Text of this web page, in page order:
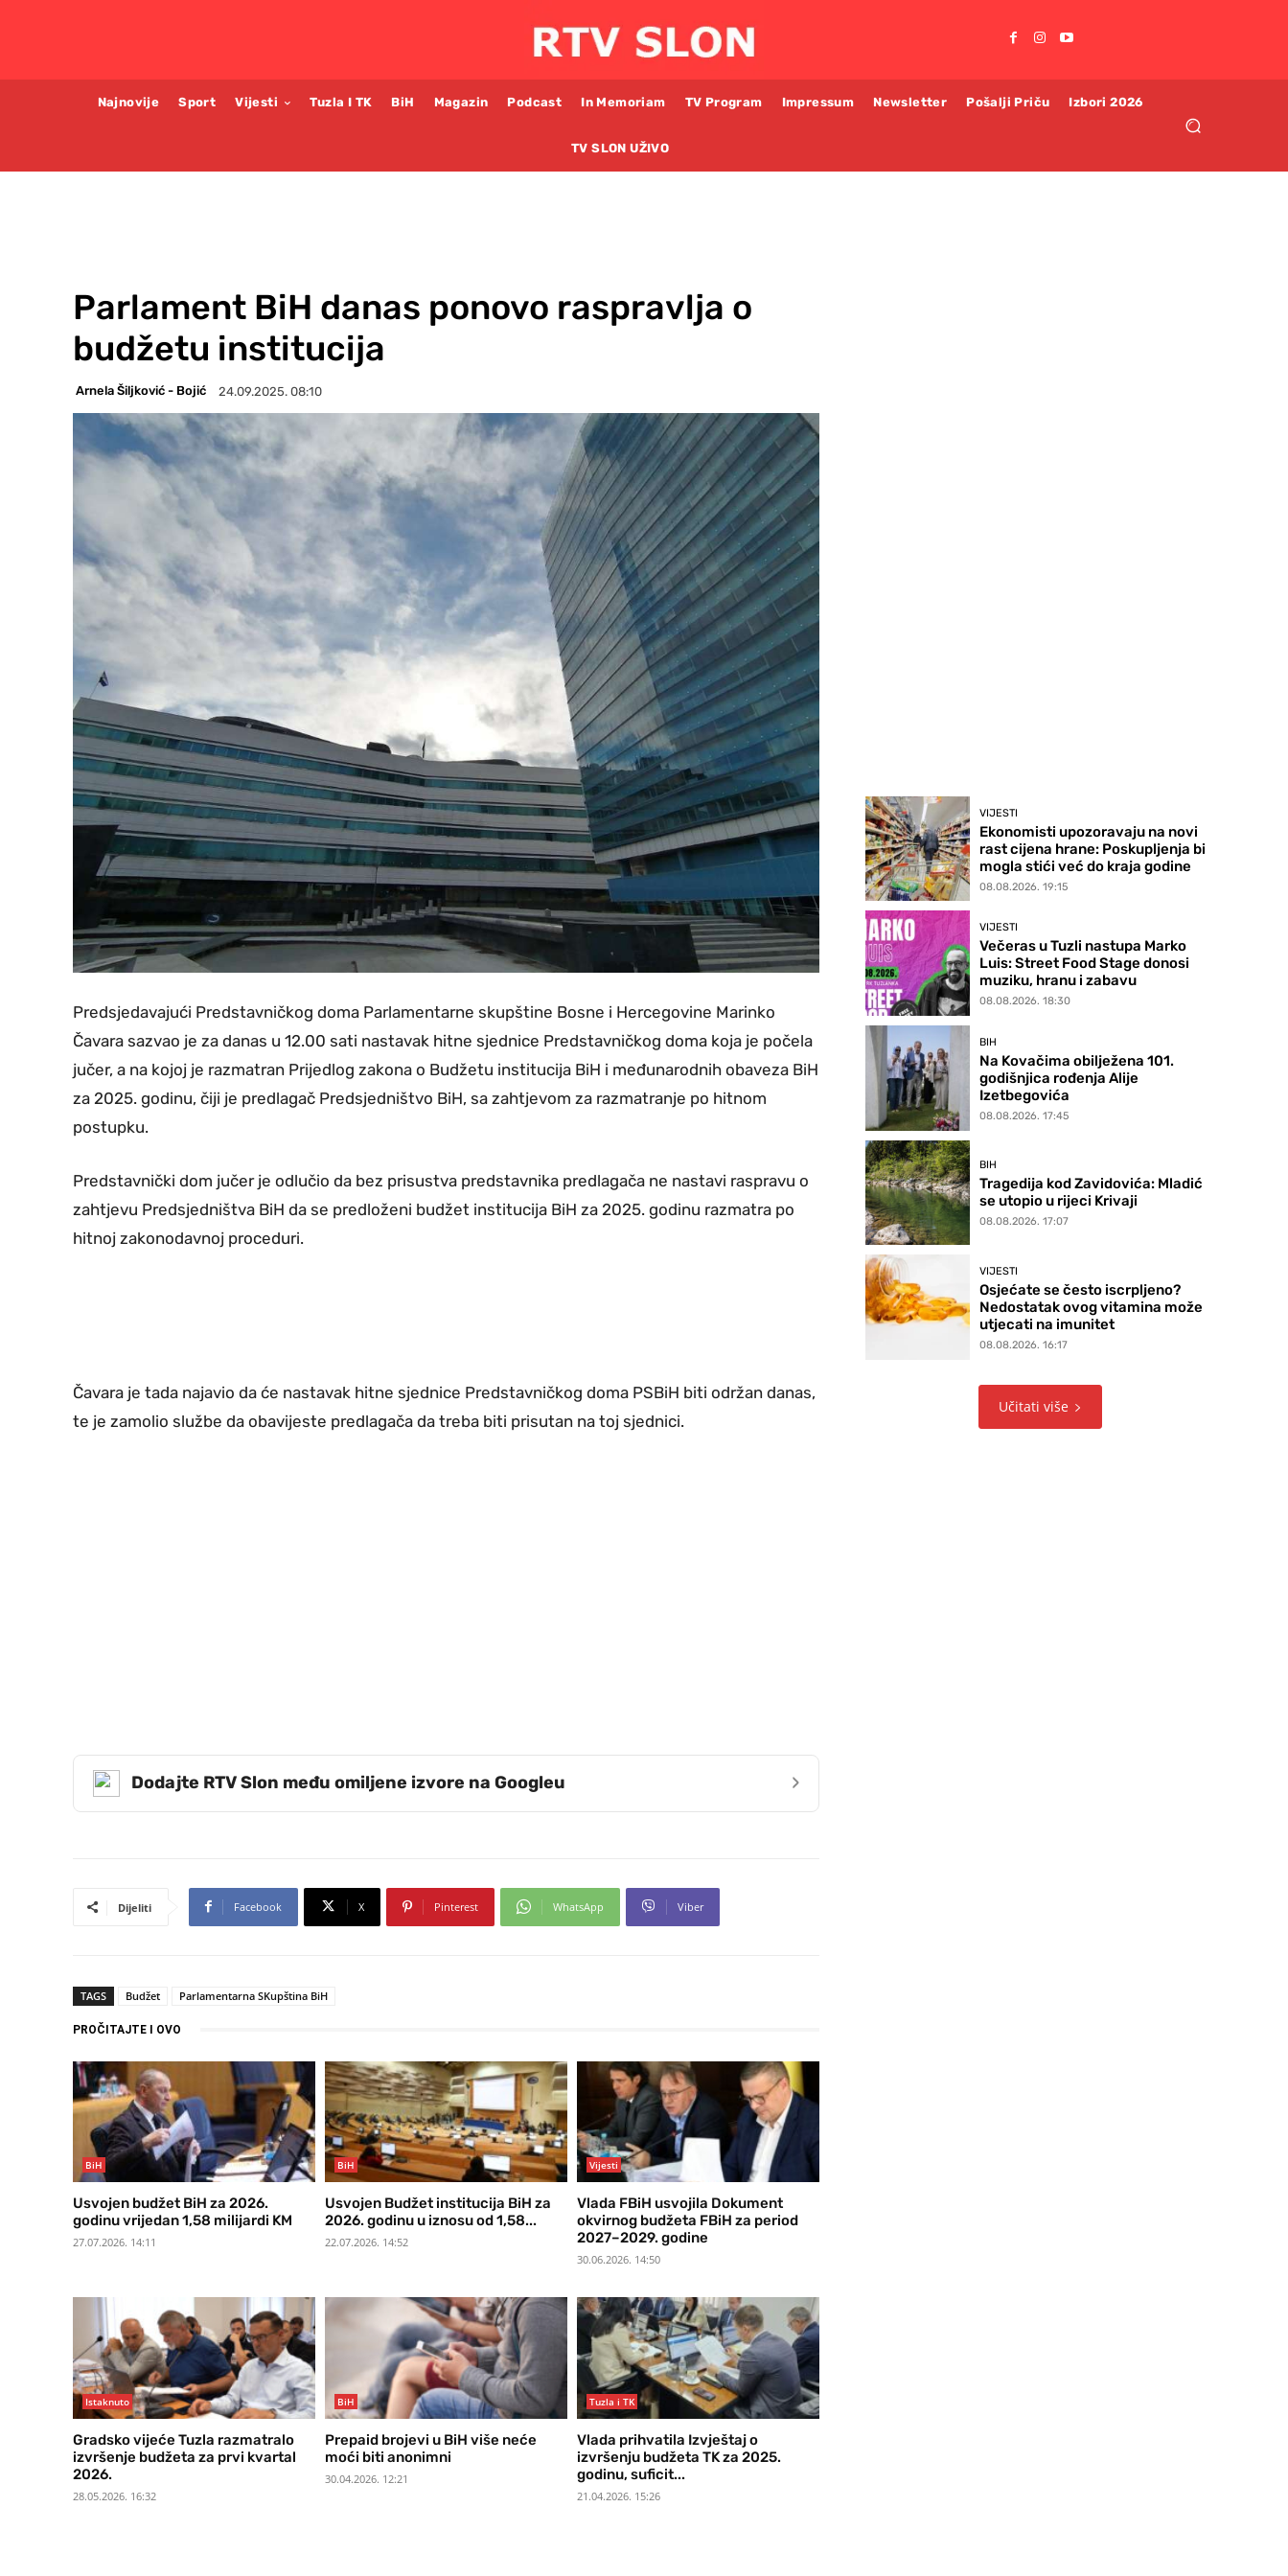
Najnovije Sport Vijesti Tuzla I TK BiH Magazin Podcast In Memoriam TV Program Impressum Newsletter Pošalji Priču Izbori 2026
TV SLON UŽIVO
Parlament BiH danas ponovo raspravlja o
budžetu institucija
Arnela Šiljković - Bojić 24.09.2025. 08:10
Predsjedavajući Predstavničkog doma Parlamentarne skupštine Bosne i Hercegovine Marinko
Čavara sazvao je za danas u 12.00 sati nastavak hitne sjednice Predstavničkog doma koja je počela
jučer, a na kojoj je razmatran Prijedlog zakona o Budžetu institucija BiH i međunarodnih obaveza BiH
za 2025. godinu, čiji je predlagač Predsjedništvo BiH, sa zahtjevom za razmatranje po hitnom
postupku.
Predstavnički dom jučer je odlučio da bez prisustva predstavnika predlagača ne nastavi raspravu o
zahtjevu Predsjedništva BiH da se predloženi budžet institucija BiH za 2025. godinu razmatra po
hitnoj zakonodavnoj proceduri.
Čavara je tada najavio da će nastavak hitne sjednice Predstavničkog doma PSBiH biti održan danas,
te je zamolio službe da obavijeste predlagača da treba biti prisutan na toj sjednici.
Dodajte RTV Slon među omiljene izvore na Googleu ›
Dijeliti Facebook X Pinterest WhatsApp Viber
TAGS Budžet Parlamentarna SKupština BiH
PROČITAJTE I OVO
BiH
Usvojen budžet BiH za 2026.
godinu vrijedan 1,58 milijardi KM
27.07.2026. 14:11
BiH
Usvojen Budžet institucija BiH za
2026. godinu u iznosu od 1,58...
22.07.2026. 14:52
Vijesti
Vlada FBiH usvojila Dokument
okvirnog budžeta FBiH za period
2027–2029. godine
30.06.2026. 14:50
Istaknuto
Gradsko vijeće Tuzla razmatralo
izvršenje budžeta za prvi kvartal
2026.
28.05.2026. 16:32
BiH
Prepaid brojevi u BiH više neće
moći biti anonimni
30.04.2026. 12:21
Tuzla i TK
Vlada prihvatila Izvještaj o
izvršenju budžeta TK za 2025.
godinu, suficit...
21.04.2026. 15:26
VIJESTI
Ekonomisti upozoravaju na novi
rast cijena hrane: Poskupljenja bi
mogla stići već do kraja godine
08.08.2026. 19:15
VIJESTI
Večeras u Tuzli nastupa Marko
Luis: Street Food Stage donosi
muziku, hranu i zabavu
08.08.2026. 18:30
BIH
Na Kovačima obilježena 101.
godišnjica rođenja Alije
Izetbegovića
08.08.2026. 17:45
BIH
Tragedija kod Zavidovića: Mladić
se utopio u rijeci Krivaji
08.08.2026. 17:07
VIJESTI
Osjećate se često iscrpljeno?
Nedostatak ovog vitamina može
utjecati na imunitet
08.08.2026. 16:17
Učitati više